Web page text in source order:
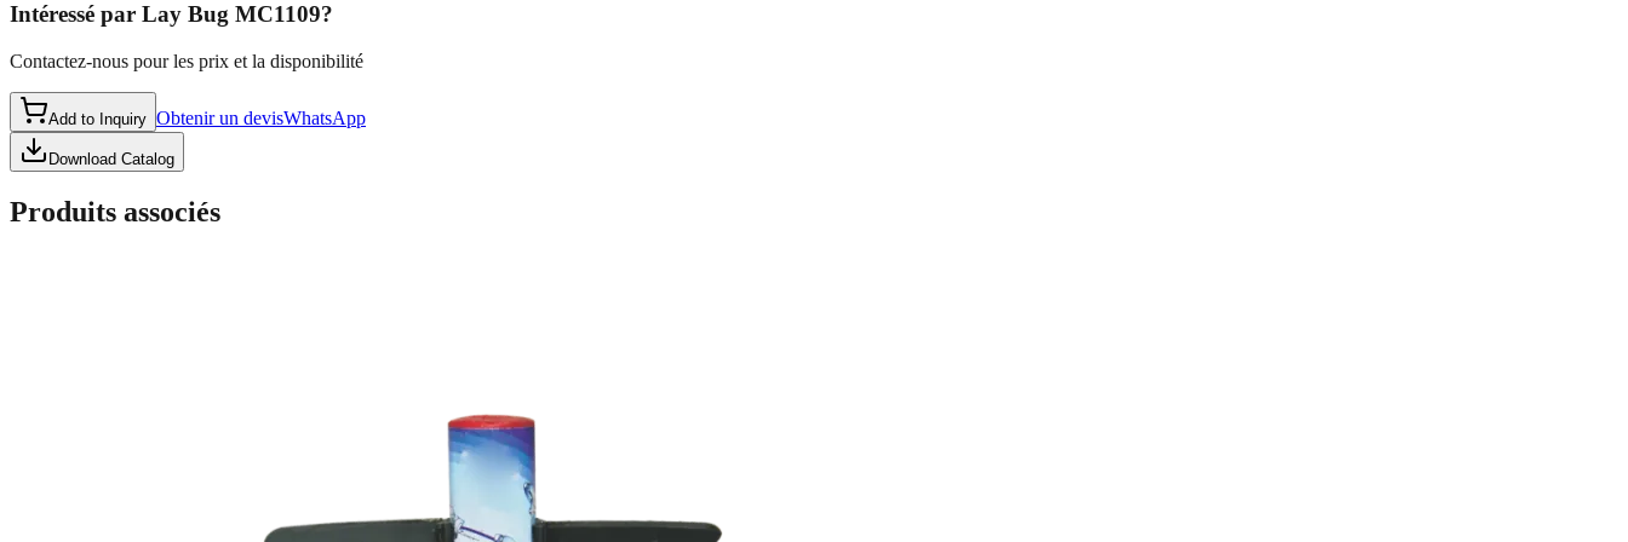
Intéressé par Lay Bug MC1109?
Contactez-nous pour les prix et la disponibilité
Add to Inquiry Obtenir un devisWhatsApp
Download Catalog
Produits associés